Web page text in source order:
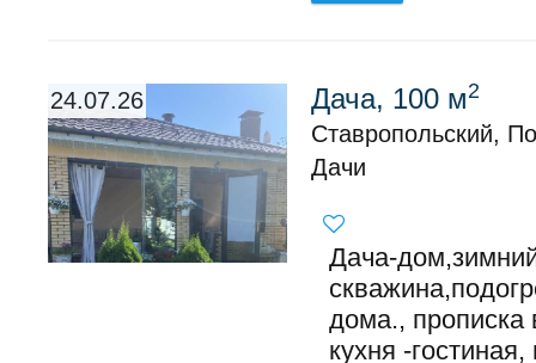
24.07.26 Дача, 100 м2
Ставропольский,
Дачи
Дача-
дома.,
кухня -